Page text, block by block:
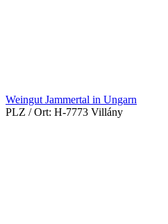
Weingut Jammertal in Ungarn
PLZ / Ort: H-7773 Villány